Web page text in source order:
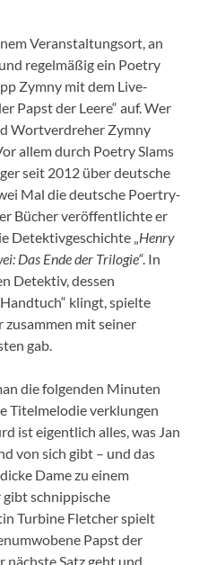
Veranstaltungsort, an
regelmäßig ein Poetry
Zymny mit dem Live-
Papst der Leere“ auf. Wer
Wortverdreher Zymny
allem durch Poetry Slams
seit 2012 über deutsche
Mal die deutsche Poertry-
Bücher veröffentlichte er
Detektivgeschichte „Henry
Das Ende der Trilogie“. In
Detektiv, dessen
klingt, spielte
zusammen mit seiner
gab.
die folgenden Minuten
Titelmelodie verklungen
ist eigentlich alles, was Jan
von sich gibt – und das
Dame zu einem
schnippische
Turbine Fletcher spielt
Papst der
nächste Satz geht und